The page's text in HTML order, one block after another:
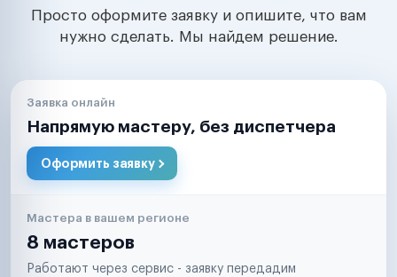
Просто оформите заявку и опишите, что вам
нужно сделать. Мы найдем решение.
Заявка онлайн
Напрямую мастеру, без диспетчера
Оформить заявку
Мастера в вашем регионе
8 мастеров
Работают через сервис - заявку передадим